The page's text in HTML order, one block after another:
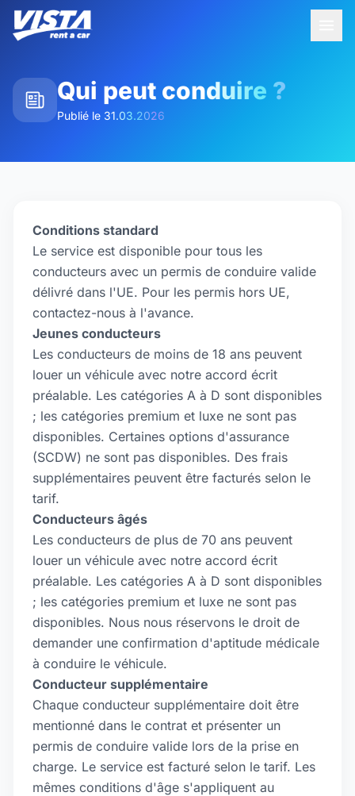
Qui peut conduire ?
Publié le 31.03.2026
Conditions standard
Le service est disponible pour tous les
conducteurs avec un permis de conduire valide
délivré dans l'UE. Pour les permis hors UE,
contactez-nous à l'avance.
Jeunes conducteurs
Les conducteurs de moins de 18 ans peuvent
louer un véhicule avec notre accord écrit
préalable. Les catégories A à D sont disponibles
; les catégories premium et luxe ne sont pas
disponibles. Certaines options d'assurance
(SCDW) ne sont pas disponibles. Des frais
supplémentaires peuvent être facturés selon le
tarif.
Conducteurs âgés
Les conducteurs de plus de 70 ans peuvent
louer un véhicule avec notre accord écrit
préalable. Les catégories A à D sont disponibles
; les catégories premium et luxe ne sont pas
disponibles. Nous nous réservons le droit de
demander une confirmation d'aptitude médicale
à conduire le véhicule.
Conducteur supplémentaire
Chaque conducteur supplémentaire doit être
mentionné dans le contrat et présenter un
permis de conduire valide lors de la prise en
charge. Le service est facturé selon le tarif. Les
mêmes conditions d'âge s'appliquent au